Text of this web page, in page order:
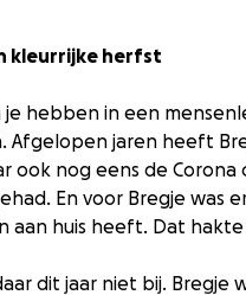
kleurrijke herfst
hebben in een
Afgelopen jaren heeft
ook nog eens de
En voor Bregje was
aan huis heeft. Dat
dit jaar niet bij. Bregje